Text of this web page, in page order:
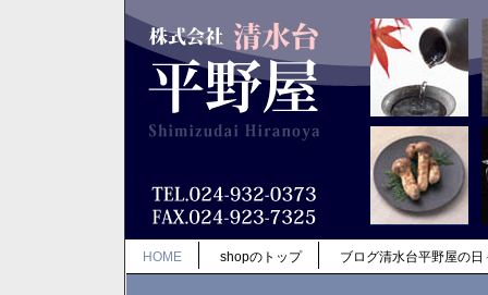
HOME shopのトップ ブログ清水台平野屋の日